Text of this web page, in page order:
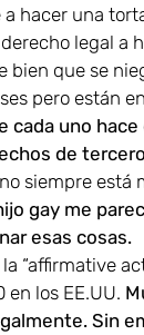
hacer una
legal a
bien que se
pero están
cada uno
de
siempre está
gay me
esas cosas.
“affirmative
en los EE.UU.
Sin